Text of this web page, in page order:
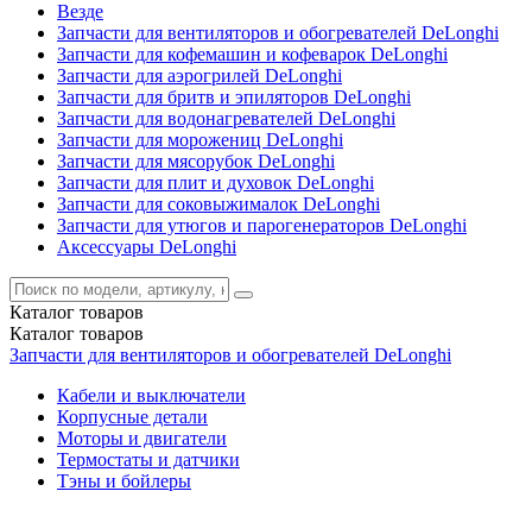
Везде
Запчасти для вентиляторов и обогревателей DeLonghi
Запчасти для кофемашин и кофеварок DeLonghi
Запчасти для аэрогрилей DeLonghi
Запчасти для бритв и эпиляторов DeLonghi
Запчасти для водонагревателей DeLonghi
Запчасти для морожениц DeLonghi
Запчасти для мясорубок DeLonghi
Запчасти для плит и духовок DeLonghi
Запчасти для соковыжималок DeLonghi
Запчасти для утюгов и парогенераторов DeLonghi
Аксессуары DeLonghi
Каталог товаров
Каталог товаров
Запчасти для вентиляторов и обогревателей DeLonghi
Кабели и выключатели
Корпусные детали
Моторы и двигатели
Термостаты и датчики
Тэны и бойлеры